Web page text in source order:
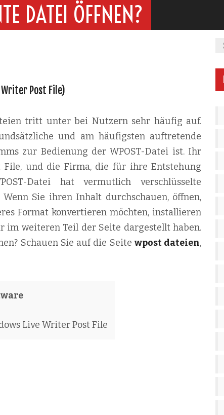
DATEI ÖFFNEN?
Writer Post File)
tritt unter bei Nutzern sehr häufig auf.
und am häufigsten auftretende
zur Bedienung der WPOST-Datei ist. Ihr
und die Firma, die für ihre Entstehung
Datei hat vermutlich verschlüsselte
Sie ihren Inhalt durchschauen, öffnen,
Format konvertieren möchten, installieren
im weiteren Teil der Seite dargestellt haben.
Schauen Sie auf die Seite wpost dateien,
Live Writer Post File